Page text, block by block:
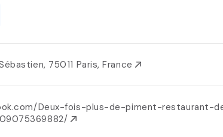
75011 Paris, France
Deux-fois-plus-de-piment-restaurant-